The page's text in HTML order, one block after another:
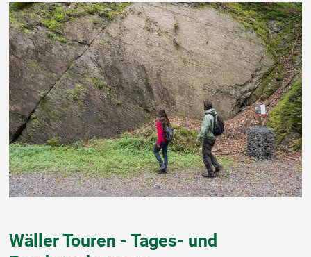
Wäller Touren - Tages- und